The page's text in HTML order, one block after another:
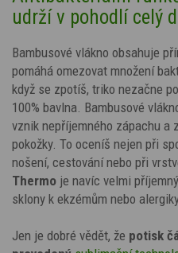
udrží v pohodlí celý
Bambusové vlákno obsahuje
pomáhá omezovat množení
když se zpotíš, triko nezačne
100% bavlna. Bambusové
vznik nepříjemného zápachu a
pokožky. To oceníš nejen při
nošení, cestování nebo při
Thermo je navíc velmi
sklony k ekzémům nebo
Jen je dobré vědět, že potisk